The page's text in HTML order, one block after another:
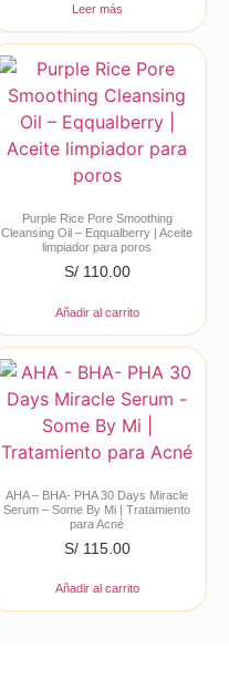
Leer más
Purple Rice Pore Smoothing
Cleansing Oil – Eqqualberry | Aceite
limpiador para poros
S/110.00
Añadir al carrito
AHA – BHA- PHA 30 Days Miracle
Serum – Some By Mi | Tratamiento
para Acné
S/115.00
Añadir al carrito